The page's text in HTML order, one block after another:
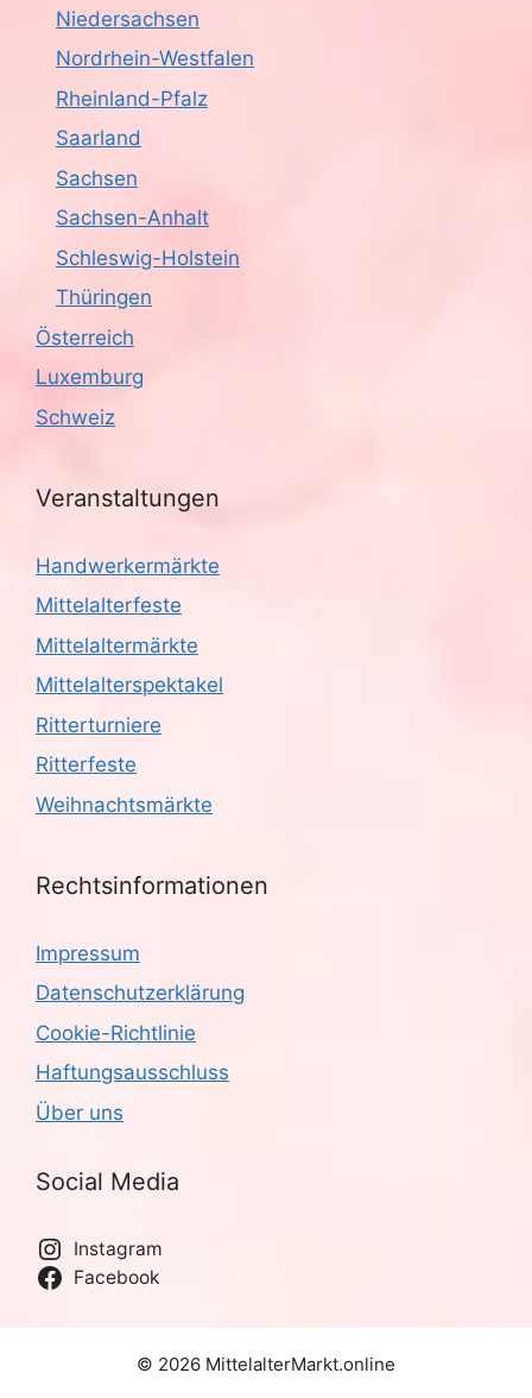
Niedersachsen
Nordrhein-Westfalen
Rheinland-Pfalz
Saarland
Sachsen
Sachsen-Anhalt
Schleswig-Holstein
Thüringen
Österreich
Luxemburg
Schweiz
Veranstaltungen
Handwerkermärkte
Mittelalterfeste
Mittelaltermärkte
Mittelalterspektakel
Ritterturniere
Ritterfeste
Weihnachtsmärkte
Rechtsinformationen
Impressum
Datenschutzerklärung
Cookie-Richtlinie
Haftungsausschluss
Über uns
Social Media
Instagram
Facebook
© 2026 MittelalterMarkt.online